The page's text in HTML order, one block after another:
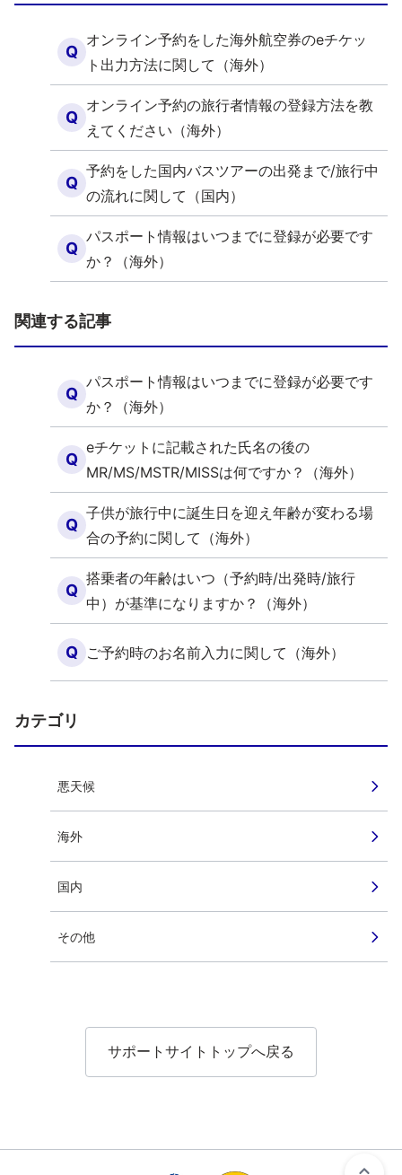
Q
オンライン予約をした海外航空券のeチケッ
ト出力方法に関して（海外）
Q
オンライン予約の旅行者情報の登録方法を教
えてください（海外）
Q
予約をした国内バスツアーの出発まで/旅行中
の流れに関して（国内）
Q
パスポート情報はいつまでに登録が必要です
か？（海外）
関連する記事
Q
パスポート情報はいつまでに登録が必要です
か？（海外）
Q
eチケットに記載された氏名の後の
MR/MS/MSTR/MISSは何ですか？（海外）
Q
子供が旅行中に誕生日を迎え年齢が変わる場
合の予約に関して（海外）
Q
搭乗者の年齢はいつ（予約時/出発時/旅行
中）が基準になりますか？（海外）
Q ご予約時のお名前入力に関して（海外）
カテゴリ
悪天候
海外
国内
その他
サポートサイトトップへ戻る